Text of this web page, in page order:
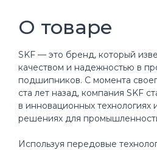
О товаре
SKF — это бренд, который
качеством и надежностью в
подшипников. С момента
ста лет назад, компания SKF
в инновационных технологиях
решениях для
Используя передовые